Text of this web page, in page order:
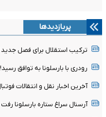
پربازدیدها
ترکیب استقلال برای فصل
رودری با بارسلونا به توافق رسید!
آخرین اخبار نقل و انتقالات
آرسنال سراغ ستاره بارسلونا رفت